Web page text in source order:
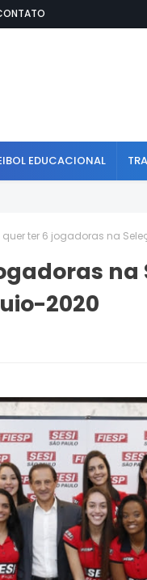
EDUCACIONAL
quer ter 6 jogadoras na
na
2020